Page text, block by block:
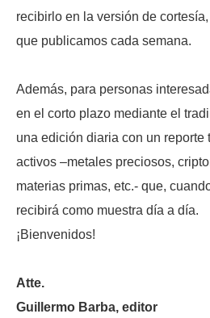
recibirlo en la versión de
que publicamos cada semana.
Además, para personas
en el corto plazo mediante el
una edición diaria con un reporte
activos –metales preciosos,
materias primas, etc.- que,
recibirá como muestra día a día.
¡Bienvenidos!
Atte.
Guillermo Barba, editor